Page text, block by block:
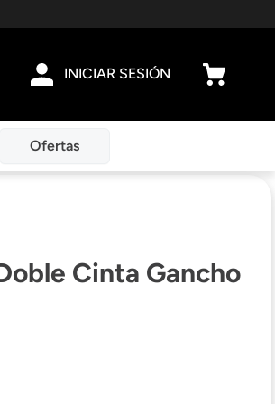
INICIAR SESIÓN
Ofertas
Cinta Gancho